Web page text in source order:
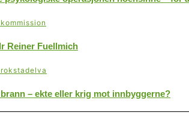
Reiner Fuellmich
– ekte eller krig mot innbyggerne?